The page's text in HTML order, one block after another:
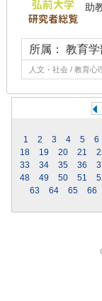
助
所属： 教育
人文・社会 / 教育心
1 2 3 4 5 6
18
19 20 21
33
34 35 36
48
49 50 51
63
64 65 66